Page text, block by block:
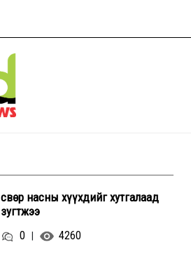
Өсвөр насны хүүхдийг хутгалаад
зугтжээ
0 4260